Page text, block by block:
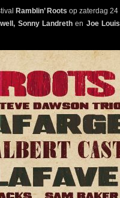
Ramblin’ Roots op zaterdag
Sonny Landrethen Joe